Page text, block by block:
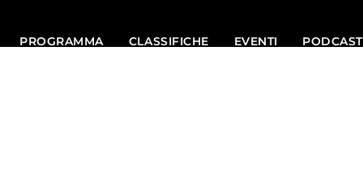
PROGRAMMA CLASSIFICHE EVENTI PODCAST